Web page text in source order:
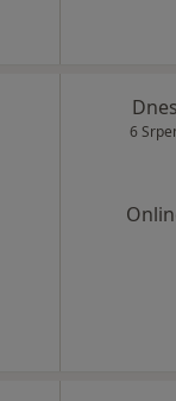
Dnes
6